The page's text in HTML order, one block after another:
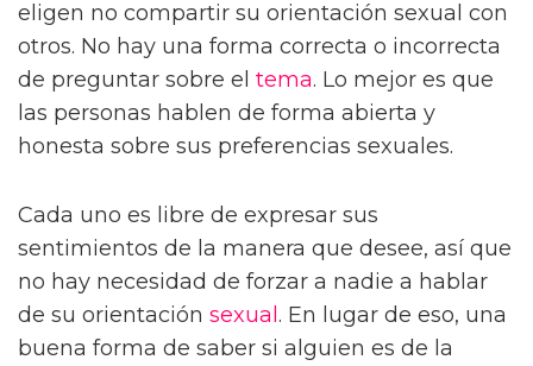
eligen no compartir su orientación sexual con
otros. No hay una forma correcta o incorrecta
de preguntar sobre el tema. Lo mejor es que
las personas hablen de forma abierta y
honesta sobre sus preferencias sexuales.
Cada uno es libre de expresar sus
sentimientos de la manera que desee, así que
no hay necesidad de forzar a nadie a hablar
de su orientación sexual . En lugar de eso, una
buena forma de saber si alguien es de la